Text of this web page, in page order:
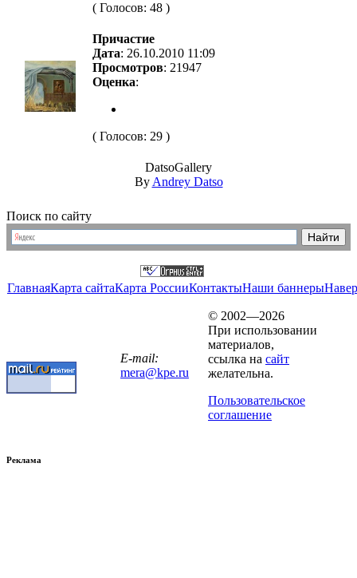
( Голосов: 48 )
Причастие
Дата: 26.10.2010 11:09
Просмотров: 21947
Оценка:
( Голосов: 29 )
DatsoGallery
By Andrey Datso
Поиск по сайту
ГлавнаяКарта сайтаКарта РоссииКонтактыНаши баннеры
E-mail:
mera@kpe.ru
© 2002—2026
При использовании
материалов,
ссылка на сайт
желательна.
Пользовательское
соглашение
Реклама